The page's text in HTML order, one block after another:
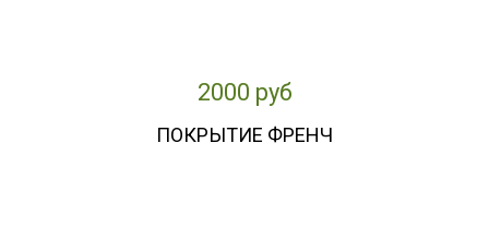
2000 руб
ПОКРЫТИЕ ФРЕНЧ